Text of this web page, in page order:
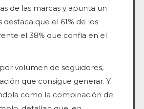
de las marcas y apunta un
que el 61% de los
el 38% que confía en el
volumen de seguidores,
que consigue generar. Y
como la combinación de